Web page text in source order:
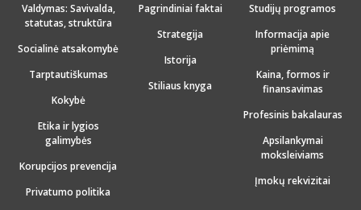
Valdymas: Savivalda,
statutas, struktūra
Socialinė atsakomybė
Tarptautiškumas
Kokybė
Etika ir lygios
galimybės
Korupcijos prevencija
Privatumo politika
Pagrindiniai faktai
Strategija
Istorija
Stiliaus knyga
Studijų programos
Informacija apie
priėmimą
Kaina, formos ir
finansavimas
Profesinis bakalauras
Apsilankymai
moksleiviams
Įmokų rekvizitai